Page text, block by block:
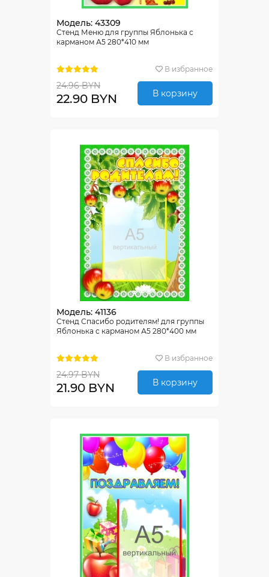
Модель: 43309
Стенд Меню для группы Яблонька с
карманом А5 280*410 мм
В избранное
24.96 BYN
22.90 BYN В корзину
Модель: 41136
Стенд Спасибо родителям! для группы
Яблонька с карманом А5 280*400 мм
В избранное
24.97 BYN
21.90 BYN В корзину